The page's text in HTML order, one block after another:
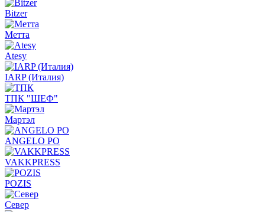
Bitzer
Метта
Atesy
IARP (Италия)
ТПК "ШЕФ"
Мартэл
ANGELO PO
VAKKPRESS
POZIS
Север